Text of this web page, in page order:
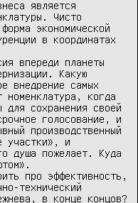
является
Чисто
экономической
в координатах
впереди планеты
Какую
внедрение самых
номенклатура, когда
для сохранения своей
голосование, и
производственный
участки», и
душа пожелает. Куда
про эффективность,
технический